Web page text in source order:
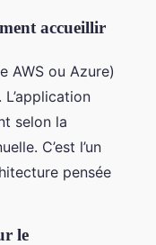
accueillir
AWS ou Azure)
. L’application
selon la
C’est l’un
pensée
le